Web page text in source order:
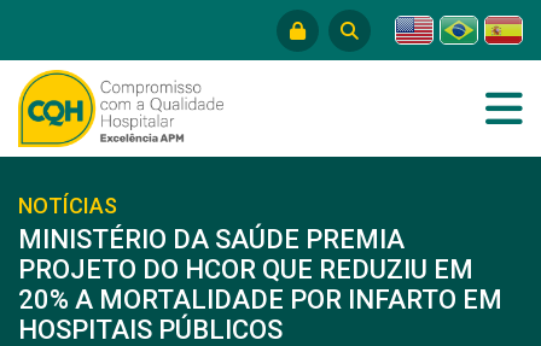
NOTÍCIAS
MINISTÉRIO DA SAÚDE PREMIA
PROJETO DO HCOR QUE REDUZIU EM
20% A MORTALIDADE POR INFARTO EM
HOSPITAIS PÚBLICOS